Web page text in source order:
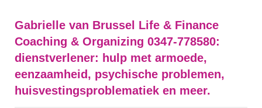
Gabrielle van Brussel Life & Finance
Coaching & Organizing 0347-778580:
dienstverlener: hulp met armoede,
eenzaamheid, psychische problemen,
huisvestingsproblematiek en meer.